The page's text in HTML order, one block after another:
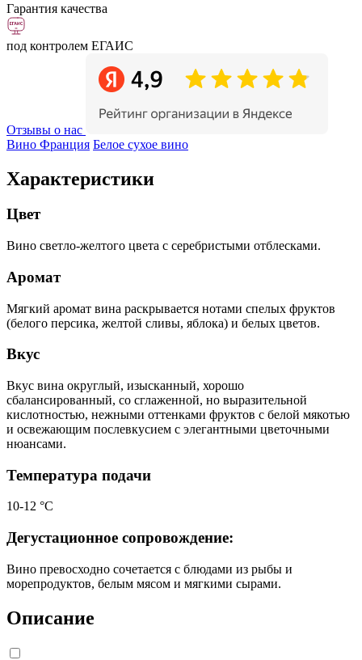
Гарантия качества
под контролем ЕГАИС
Отзывы о нас
Вино Франция Белое сухое вино
Характеристики
Цвет
Вино светло-желтого цвета с серебристыми отблесками.
Аромат
Мягкий аромат вина раскрывается нотами спелых фруктов
(белого персика, желтой сливы, яблока) и белых цветов.
Вкус
Вкус вина округлый, изысканный, хорошо
сбалансированный, со сглаженной, но выразительной
кислотностью, нежными оттенками фруктов с белой мякотью
и освежающим послевкусием с элегантными цветочными
нюансами.
Температура подачи
10-12 °С
Дегустационное сопровождение:
Вино превосходно сочетается с блюдами из рыбы и
морепродуктов, белым мясом и мягкими сырами.
Описание